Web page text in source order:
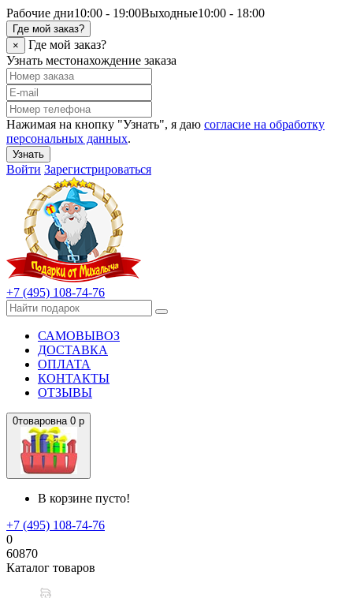
Рабочие дни10:00 - 19:00Выходные10:00 - 18:00
Где мой заказ?
×
Где мой заказ?
Узнать местонахождение заказа
Нажимая на кнопку "Узнать", я даю согласие на обработку
персональных данных.
Узнать
Войти Зарегистрироваться
+7 (495) 108-74-76
САМОВЫВОЗ
ДОСТАВКА
ОПЛАТА
КОНТАКТЫ
ОТЗЫВЫ
0товаровна 0 р
В корзине пусто!
+7 (495) 108-74-76
0
60870
Каталог товаров